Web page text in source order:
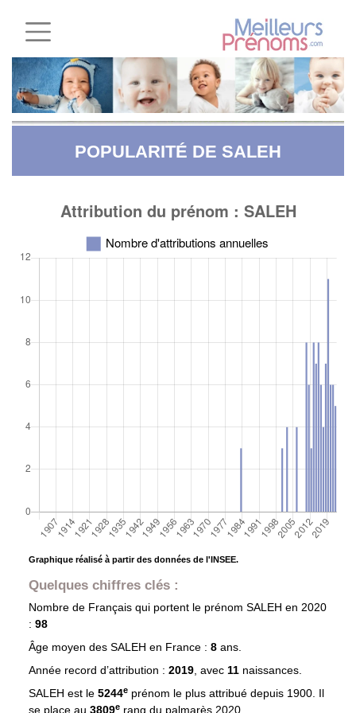
POPULARITÉ DE SALEH
Graphique réalisé à partir des données de l'INSEE.
Quelques chiffres clés :
Nombre de Français qui portent le prénom SALEH en 2020
: 98
Âge moyen des SALEH en France : 8 ans.
Année record d’attribution : 2019, avec 11 naissances.
SALEH est le 5244eprénom le plus attribué depuis 1900. Il
se place au 3809e rang du palmarès 2020.